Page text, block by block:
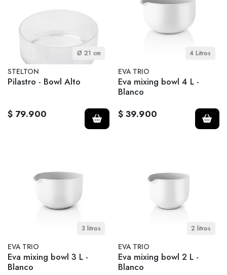
Ø 21 cm
STELTON
Pilastro - Bowl Alto
$ 79.900
4 Litros
EVA TRIO
Eva mixing bowl 4 L -
Blanco
$ 39.900
3 litros
EVA TRIO
Eva mixing bowl 3 L -
Blanco
2 litros
EVA TRIO
Eva mixing bowl 2 L -
Blanco